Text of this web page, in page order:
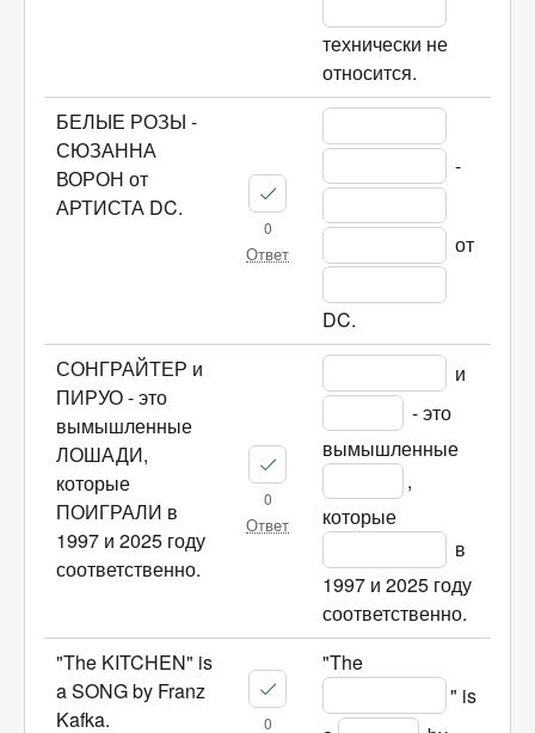
технически не
относится.
БЕЛЫЕ РОЗЫ -
СЮЗАННА
ВОРОН от
АРТИСТА DC.
0
Ответ
-
от
DC.
СОНГРАЙТЕР и
ПИРУО - это
вымышленные
ЛОШАДИ,
которые
ПОИГРАЛИ в
1997 и 2025 году
соответственно.
0
Ответ
и
- это
вымышленные
,
которые
в
1997 и 2025 году
соответственно.
"The KITCHEN" is
a SONG by Franz
Kafka.
0
"The
" is